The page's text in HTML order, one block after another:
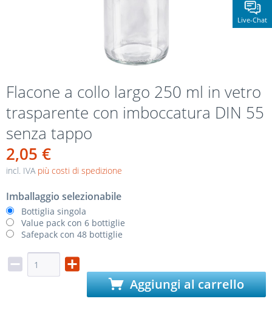
Live-Chat
Flacone a collo largo 250 ml in vetro
trasparente con imboccatura DIN 55
senza tappo
2,05 €
incl. IVA più costi di spedizione
Imballaggio selezionabile
Bottiglia singola
Value pack con 6 bottiglie
Safepack con 48 bottiglie
Aggiungi al carrello